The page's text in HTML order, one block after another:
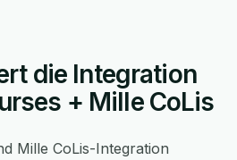
die Integration
+ Mille CoLis
Mille CoLis-Integration